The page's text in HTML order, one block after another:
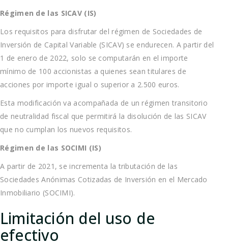
Régimen de las SICAV (IS)
Los requisitos para disfrutar del régimen de Sociedades de
Inversión de Capital Variable (SICAV) se endurecen. A partir del
1 de enero de 2022, solo se computarán en el importe
mínimo de 100 accionistas a quienes sean titulares de
acciones por importe igual o superior a 2.500 euros.
Esta modificación va acompañada de un régimen transitorio
de neutralidad fiscal que permitirá la disolución de las SICAV
que no cumplan los nuevos requisitos.
Régimen de las SOCIMI (IS)
A partir de 2021, se incrementa la tributación de las
Sociedades Anónimas Cotizadas de Inversión en el Mercado
Inmobiliario (SOCIMI).
Limitación del uso de
efectivo